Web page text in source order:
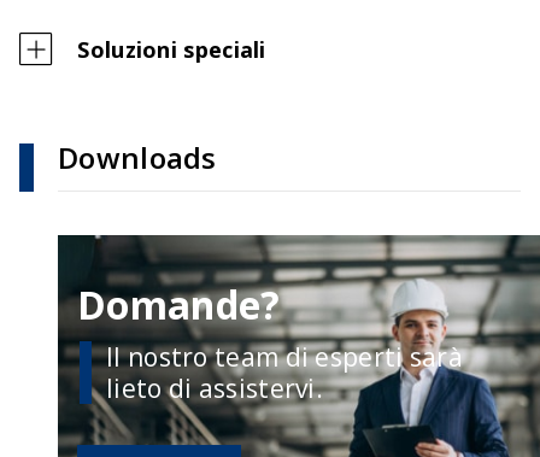
Soluzioni speciali
Downloads
Domande?
Il nostro team di esperti sarà
lieto di assistervi.